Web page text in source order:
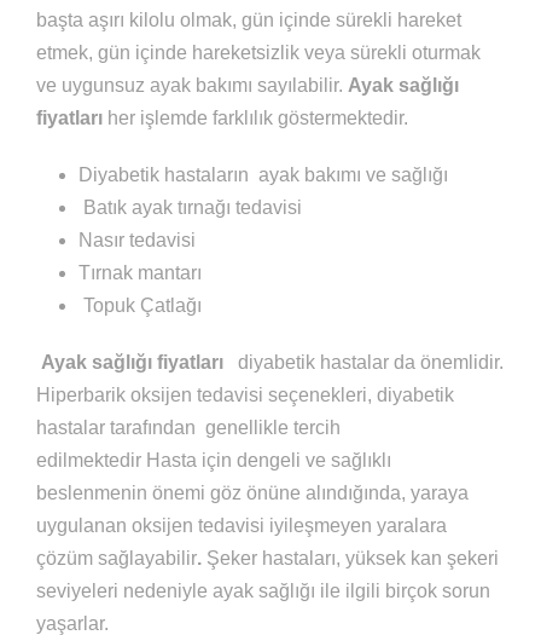
başta aşırı kilolu olmak, gün içinde sürekli hareket
etmek, gün içinde hareketsizlik veya sürekli oturmak
ve uygunsuz ayak bakımı sayılabilir. Ayak sağlığı
fiyatları her işlemde farklılık göstermektedir.
Diyabetik hastaların ayak bakımı ve sağlığı
Batık ayak tırnağı tedavisi
Nasır tedavisi
Tırnak mantarı
Topuk Çatlağı
Ayak sağlığı fiyatları
diyabetik hastalar da önemlidir.
Hiperbarik oksijen tedavisi seçenekleri, diyabetik
hastalar tarafından genellikle tercih
edilmektedir Hasta için dengeli ve sağlıklı
beslenmenin önemi göz önüne alındığında, yaraya
uygulanan oksijen tedavisi iyileşmeyen yaralara
çözüm sağlayabilir. Şeker hastaları, yüksek kan şekeri
seviyeleri nedeniyle ayak sağlığı ile ilgili birçok sorun
yaşarlar.